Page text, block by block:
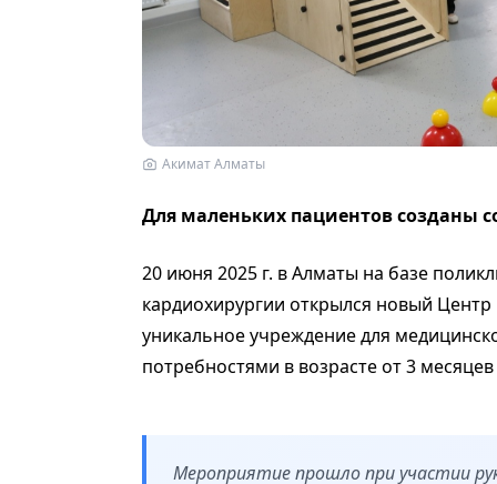
Акимат Алматы
Для маленьких пациентов созданы
20 июня 2025 г. в Алматы на базе
кардиохирургии открылся новый
уникальное учреждение для
потребностями в возрасте от 3 месяцев
Мероприятие прошло при участии